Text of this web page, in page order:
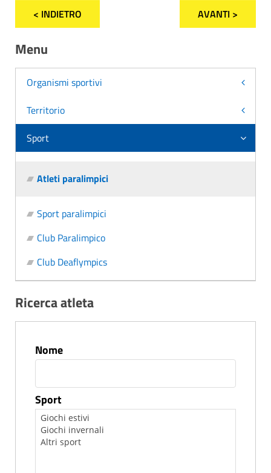
< INDIETRO AVANTI >
Menu
Organismi sportivi
Territorio
Sport
Atleti paralimpici
Sport paralimpici
Club Paralimpico
Club Deaflympics
Ricerca atleta
Nome
Sport